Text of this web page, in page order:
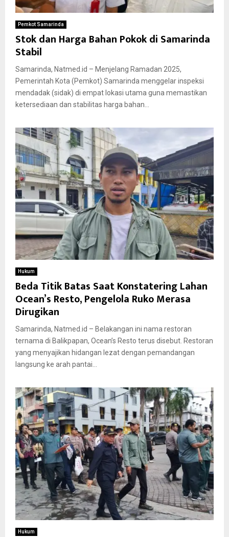
Pemkot Samarinda
Stok dan Harga Bahan Pokok di Samarinda
Stabil
Samarinda, Natmed.id – Menjelang Ramadan 2025,
Pemerintah Kota (Pemkot) Samarinda menggelar inspeksi
mendadak (sidak) di empat lokasi utama guna memastikan
ketersediaan dan stabilitas harga bahan...
Hukum
Beda Titik Batas Saat Konstatering Lahan
Ocean’s Resto, Pengelola Ruko Merasa
Dirugikan
Samarinda, Natmed.id – Belakangan ini nama restoran
ternama di Balikpapan, Ocean’s Resto terus disebut. Restoran
yang menyajikan hidangan lezat dengan pemandangan
langsung ke arah pantai...
Hukum